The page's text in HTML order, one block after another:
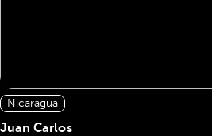
Nicaragua
Juan Carlos